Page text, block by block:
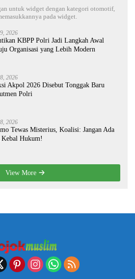
untuk widget dengan kategori otomotif,
pada widget.
2026
KBPP Polri Jadi Langkah Awal
Organisasi yang Lebih Modern
2026
Akpol 2026 Disebut Tonggak Baru
Polri
2026
Tewas Misterius, Koalisi: Jangan Ada
Kebal Hukum!
View More